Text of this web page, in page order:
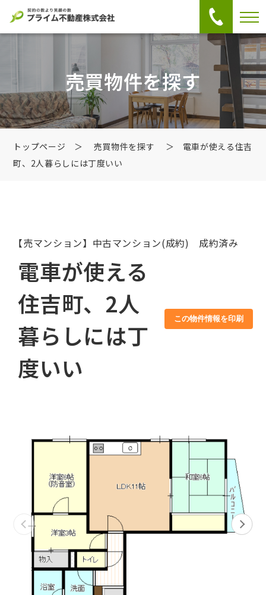
売買物件を探す
トップページ ＞ 売買物件を探す
＞ 電車が使える住吉
町、2人暮らしには丁度いい
【売マンション】中古マンション(成約) 成約済み
電車が使える
住吉町、2人
暮らしには丁
度いい
この物件情報を印刷